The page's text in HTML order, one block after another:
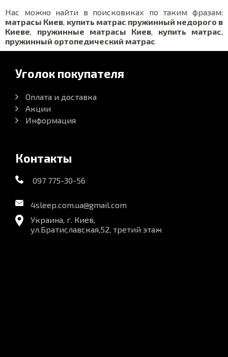
Нас можно найти в поисковиках по таким фразам:
матрасы Киев, купить матрас пружинный недорого в
Киеве, пружинные матрасы Киев, купить матрас,
пружинный ортопедический матрас
Уголок покупателя
Оплата и доставка
Акции
Информация
Контакты
097 775-30-56
4sleep.com.ua@gmail.com
Украина, г. Киев,
ул.Братиславская,52, третий этаж